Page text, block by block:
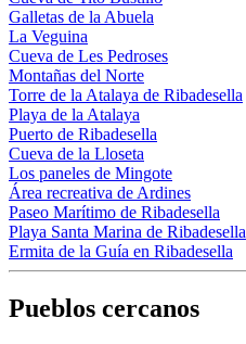
Galletas de la Abuela
La Veguina
Cueva de Les Pedroses
Montañas del Norte
Torre de la Atalaya de Ribadesella
Playa de la Atalaya
Puerto de Ribadesella
Cueva de la Lloseta
Los paneles de Mingote
Área recreativa de Ardines
Paseo Marítimo de Ribadesella
Playa Santa Marina de Ribadesella
Ermita de la Guía en Ribadesella
Pueblos cercanos